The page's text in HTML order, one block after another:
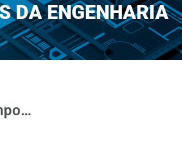
DA ENGENHARIA